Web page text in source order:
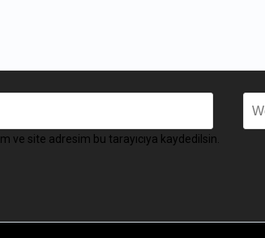
ve site adresim bu tarayıcıya kaydedilsin.